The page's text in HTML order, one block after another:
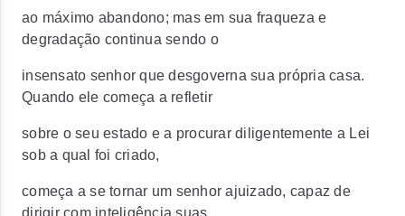
ao máximo abandono; mas em sua fraqueza e
degradação continua sendo o
insensato senhor que desgoverna sua própria casa.
Quando ele começa a refletir
sobre o seu estado e a procurar diligentemente a Lei
sob a qual foi criado,
começa a se tornar um senhor ajuizado, capaz de
dirigir com inteligência suas